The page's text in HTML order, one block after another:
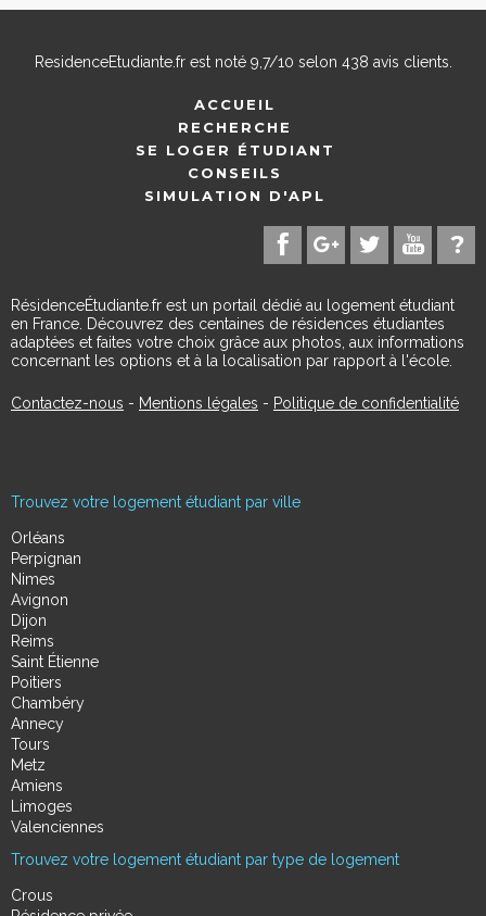
ResidenceEtudiante.frest noté 9,7/10 selon 438 avis clients.
ACCUEIL
RECHERCHE
SE LOGER ÉTUDIANT
CONSEILS
SIMULATION D'APL
RésidenceÉtudiante.fr est un portail dédié au logement étudiant
en France. Découvrez des centaines de résidences étudiantes
adaptées et faites votre choix grâce aux photos, aux informations
concernant les options et à la localisation par rapport à l'école.
Contactez-nous - Mentions légales - Politique de confidentialité
Trouvez votre logement étudiant par ville
Orléans
Perpignan
Nimes
Avignon
Dijon
Reims
Saint Étienne
Poitiers
Chambéry
Annecy
Tours
Metz
Amiens
Limoges
Valenciennes
Trouvez votre logement étudiant par type de logement
Crous